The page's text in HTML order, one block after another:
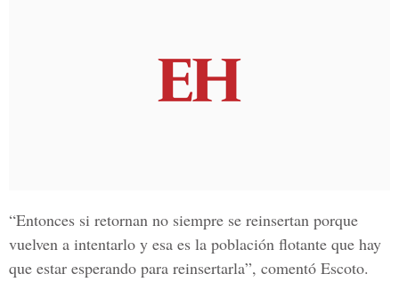
“Entonces si retornan no siempre se reinsertan porque
vuelven a intentarlo y esa es la población flotante que hay
que estar esperando para reinsertarla”, comentó Escoto.